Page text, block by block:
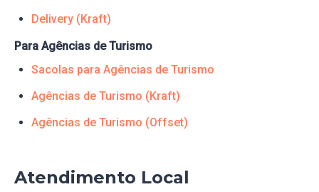
Delivery (Kraft)
Para Agências de Turismo
Sacolas para Agências de Turismo
Agências de Turismo (Kraft)
Agências de Turismo (Offset)
Atendimento Local